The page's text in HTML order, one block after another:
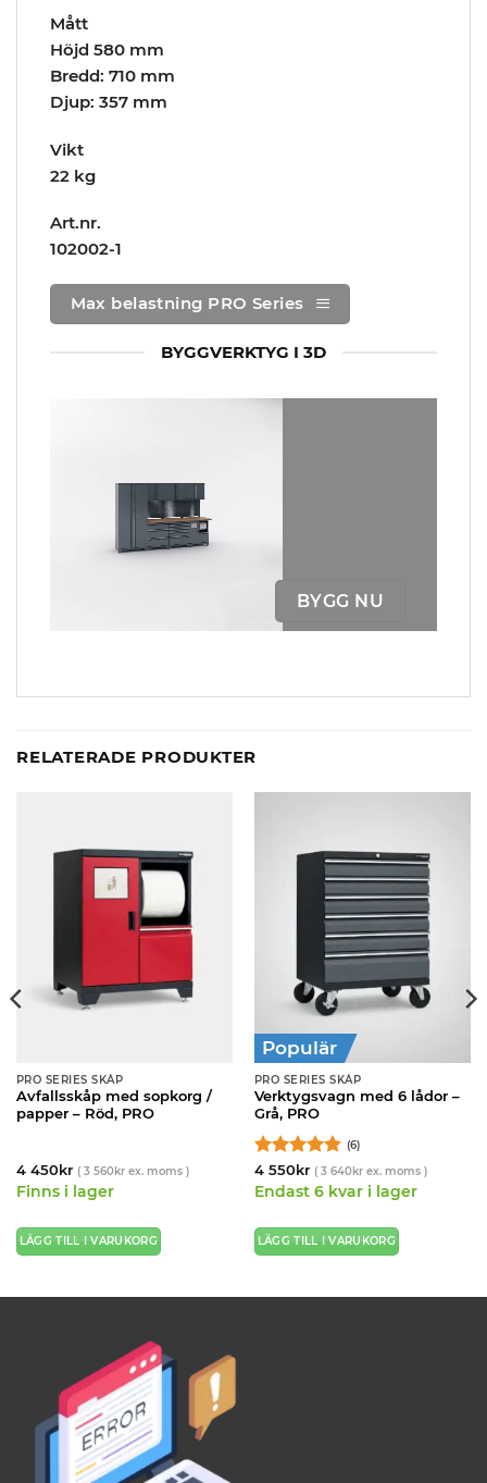
Mått
Höjd 580 mm
Bredd: 710 mm
Djup: 357 mm
Vikt
22 kg
Art.nr.
102002-1
Max belastning PRO Series
BYGGVERKTYG I 3D
BYGG NU
RELATERADE PRODUKTER
PRO SERIES SKÅP
Avfallsskåp med sopkorg /
papper – Röd, PRO
4 450kr ( 3 560krex. moms )
Finns i lager
LÄGG TILL I VARUKORG
Populär
PRO SERIES SKÅP
Verktygsvagn med 6 lådor –
Grå, PRO
Betygsatt
4.83av 5
(6)
4 550kr ( 3 640krex. moms )
Endast 6 kvar i lager
LÄGG TILL I VARUKORG